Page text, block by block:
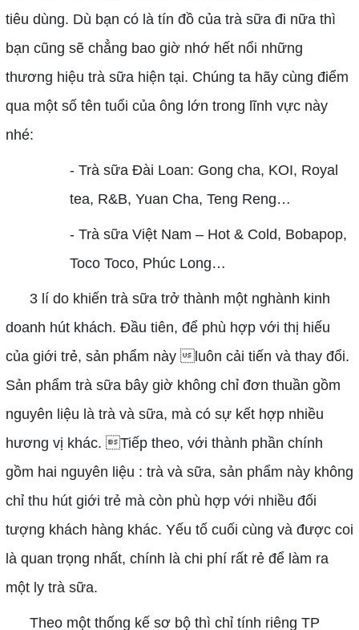
tiêu dùng. Dù bạn có là tín đồ của trà sữa đi nữa thì
bạn cũng sẽ chẳng bao giờ nhớ hết nổi những
thương hiệu trà sữa hiện tại. Chúng ta hãy cùng điểm
qua một số tên tuổi của ông lớn trong lĩnh vực này
nhé:
- Trà sữa Đài Loan: Gong cha, KOI, Royal
tea, R&B, Yuan Cha, Teng Reng…
- Trà sữa Việt Nam – Hot & Cold, Bobapop,
Toco Toco, Phúc Long…
3 lí do khiến trà sữa trở thành một nghành kinh
doanh hút khách. Đầu tiên, để phù hợp với thị hiếu
của giới trẻ, sản phẩm này luôn cải tiến và thay đổi.
Sản phẩm trà sữa bây giờ không chỉ đơn thuần gồm
nguyên liệu là trà và sữa, mà có sự kết hợp nhiều
hương vị khác. Tiếp theo, với thành phần chính
gồm hai nguyên liệu : trà và sữa, sản phẩm này không
chỉ thu hút giới trẻ mà còn phù hợp với nhiều đối
tượng khách hàng khác. Yếu tố cuối cùng và được coi
là quan trọng nhất, chính là chi phí rất rẻ để làm ra
một ly trà sữa.
Theo một thống kế sơ bộ thì chỉ tính riêng TP